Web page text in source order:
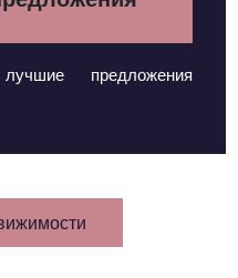
предложения